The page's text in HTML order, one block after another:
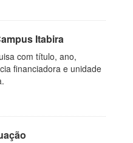
Itabira
com título, ano,
financiadora e unidade